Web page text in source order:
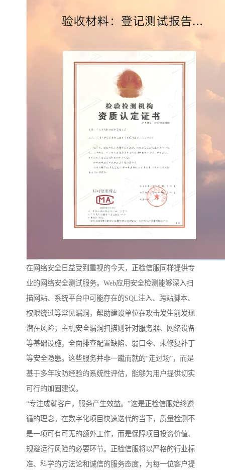
在网络安全日益受到重视的今天，正检信服同样提供专
业的网络安全测试服务。Web应用安全检测能够深入扫
描网站、系统平台中可能存在的SQL注入、跨站脚本、
权限绕过等常见漏洞，帮助建设单位在攻击发生前发现
潜在风险；主机安全漏洞扫描则针对服务器、网络设备
等基础设施，全面排查配置缺陷、弱口令、未修复补丁
等安全隐患。这些服务并非一蹴而就的“走过场”，而是
基于多年攻防经验的系统性评估，能够为用户提供切实
可行的加固建议。
“专注成就客户，服务产生效益。”这是正检信服始终遵
循的理念。在数字化项目快速迭代的当下，质量检测不
是一项可有可无的额外工作，而是保障项目投资价值、
规避运行风险的必要环节。正检信服将以严格的行业标
准、科学的方法论和诚信的服务态度，为每一位客户提